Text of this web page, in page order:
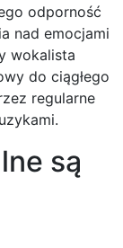
odporność
nad emocjami
wokalista
do ciągłego
regularne
są